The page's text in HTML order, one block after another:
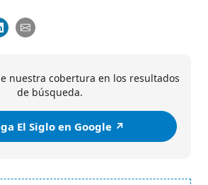
nuestra cobertura en los resultados
de búsqueda.
El Siglo en Google ↗️